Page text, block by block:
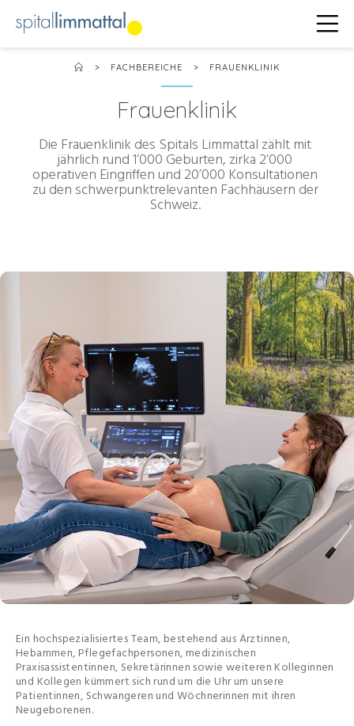
> FACHBEREICHE > FRAUENKLINIK
Frauenklinik
Die Frauenklinik des Spitals Limmattal zählt mit
jährlich rund 1’000 Geburten, zirka 2’000
operativen Eingriffen und 20’000 Konsultationen
zu den schwerpunktrelevanten Fachhäusern der
Schweiz.
Ein hochspezialisiertes Team, bestehend aus Ärztinnen,
Hebammen, Pflegefachpersonen, medizinischen
Praxisassistentinnen, Sekretärinnen sowie weiteren Kolleginnen
und Kollegen kümmert sich rund um die Uhr um unsere
Patientinnen, Schwangeren und Wöchnerinnen mit ihren
Neugeborenen.